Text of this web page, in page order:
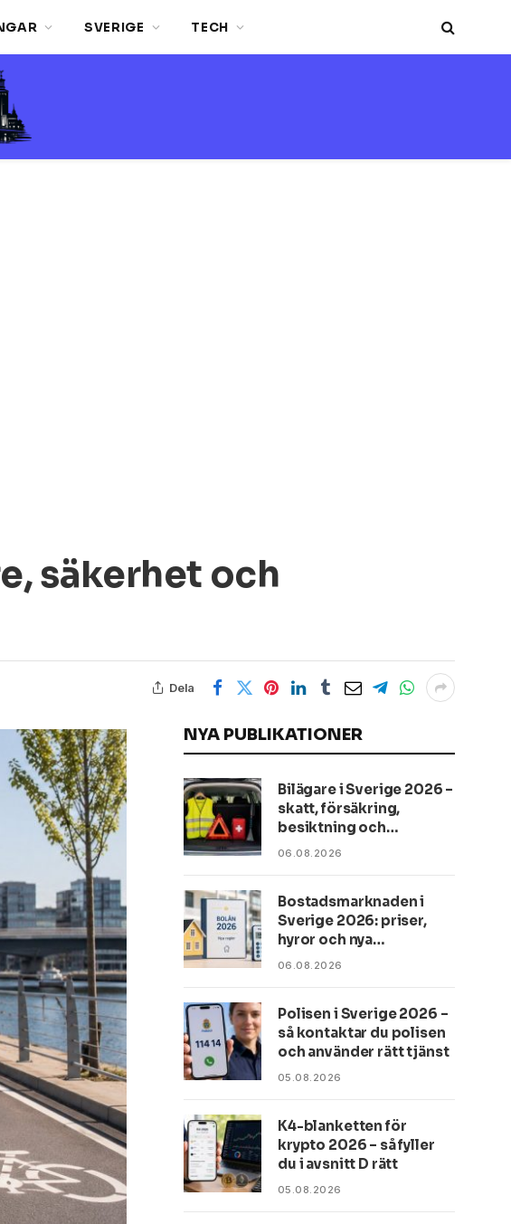
SVERIGE TECH
säkerhet och
Dela
NYA PUBLIKATIONER
Bilägare i Sverige 2026 –
skatt, försäkring,
besiktning och
utrustning du måste ha
06.08.2026
Bostadsmarknaden i
Sverige 2026: priser,
hyror och nya
bolåneregler
06.08.2026
Polisen i Sverige 2026 –
så kontaktar du polisen
och använder rätt tjänst
05.08.2026
K4-blanketten för
krypto 2026 – så fyller
du i avsnitt D rätt
05.08.2026